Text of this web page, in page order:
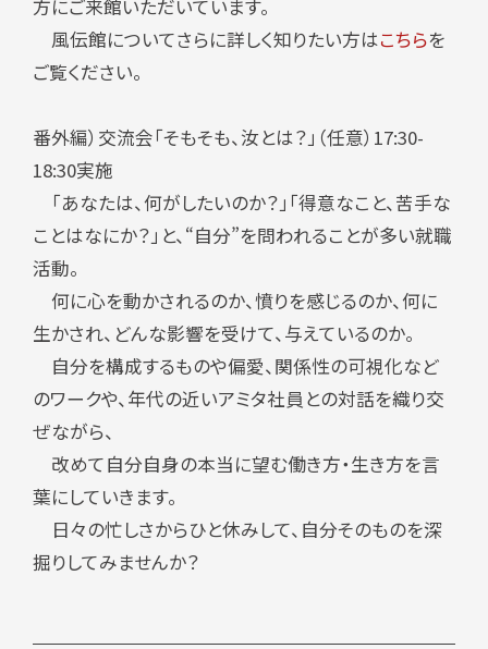
方にご来館いただいています。
風伝館についてさらに詳しく知りたい方はこちらを
ご覧ください。
番外編）交流会「そもそも、汝とは？」（任意）17:30-
18:30実施
「あなたは、何がしたいのか？」「得意なこと、苦手な
ことはなにか？」と、“自分”を問われることが多い就職
活動。
何に心を動かされるのか、憤りを感じるのか、何に
生かされ、どんな影響を受けて、与えているのか。
自分を構成するものや偏愛、関係性の可視化など
のワークや、年代の近いアミタ社員との対話を織り交
ぜながら、
改めて自分自身の本当に望む働き方・生き方を言
葉にしていきます。
日々の忙しさからひと休みして、自分そのものを深
掘りしてみませんか？